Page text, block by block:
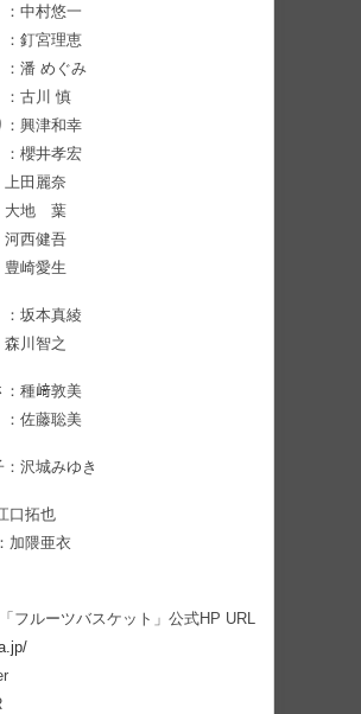
中村悠一
釘宮理恵
潘 めぐみ
古川 慎
：興津和幸
櫻井孝宏
田麗奈
大地 葉
河西健吾
崎愛生
坂本真綾
川智之
：種﨑敦美
佐藤聡美
沢城みゆき
口拓也
加隈亜衣
フルーツバスケット」公式HP URL